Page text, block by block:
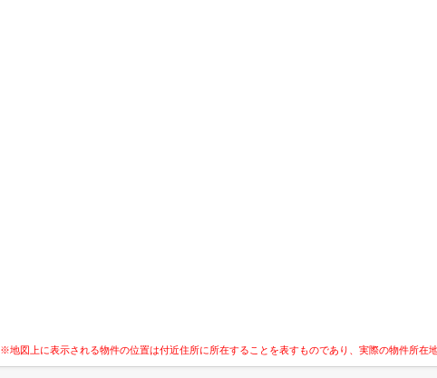
※地図上に表示される物件の位置は付近住所に所在することを表すものであり、実際の物件所在